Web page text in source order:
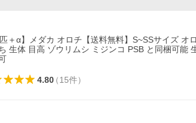
匹＋α】メダカ オロチ【送料無料】S~SSサイズ オ
生体 目高 ゾウリムシ ミジンコ PSB と同梱可能
4.80（15件）